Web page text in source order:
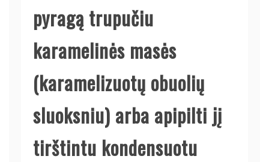
pyragą trupučiu
karamelinės masės
(karamelizuotų obuolių
sluoksniu) arba apipilti jį
tirštintu kondensuotu